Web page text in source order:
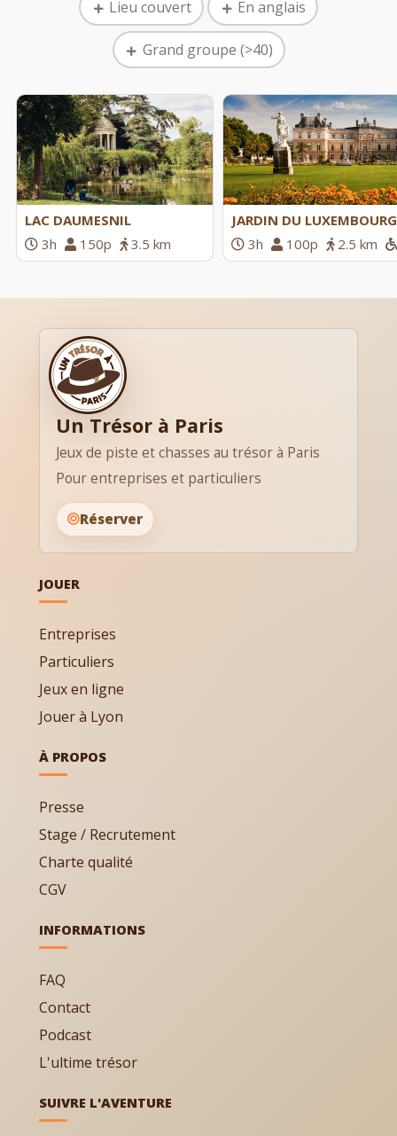
Lieu couvert En anglais
Grand groupe (>40)
LAC DAUMESNIL
3h
150p 3.5 km
JARDIN DU LUXEMBOURG
3h
100p 2.5 km
Un Trésor à Paris
Jeux de piste et chasses au trésor à Paris
Pour entreprises et particuliers
Réserver
JOUER
Entreprises
Particuliers
Jeux en ligne
Jouer à Lyon
À PROPOS
Presse
Stage / Recrutement
Charte qualité
CGV
INFORMATIONS
FAQ
Contact
Podcast
L'ultime trésor
SUIVRE L'AVENTURE